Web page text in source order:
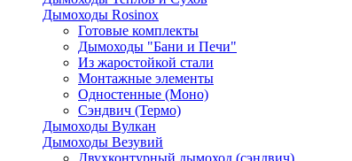
Дымоходы Rosinox
Готовые комплекты
Дымоходы "Бани и Печи"
Из жаростойкой стали
Монтажные элементы
Одностенные (Моно)
Сэндвич (Термо)
Дымоходы Вулкан
Дымоходы Везувий
Двухконтурный дымоход (сэндвич)